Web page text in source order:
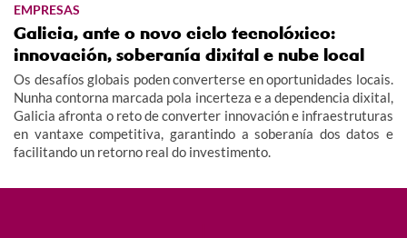
EMPRESAS
Galicia, ante o novo ciclo tecnolóxico:
innovación, soberanía dixital e nube local
Os desafíos globais poden converterse en oportunidades locais.
Nunha contorna marcada pola incerteza e a dependencia dixital,
Galicia afronta o reto de converter innovación e infraestruturas
en vantaxe competitiva, garantindo a soberanía dos datos e
facilitando un retorno real do investimento.